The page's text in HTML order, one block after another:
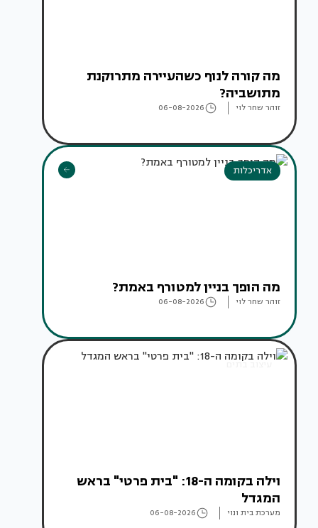
מה קורה לנוף כשהעיירה מתרוקנת
מתושביה?
זוהר שחר לוי 06-08-2026
אדריכלות
מה הופך בניין למטורף באמת?
זוהר שחר לוי 06-08-2026
עיצוב בתים
וילה בקומה ה-18: "בית פרטי" בראש
המגדל
מערכת בית ונוי 06-08-2026